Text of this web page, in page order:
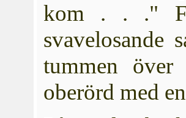
kom . . ."
svavelosande
tummen
oberörd med